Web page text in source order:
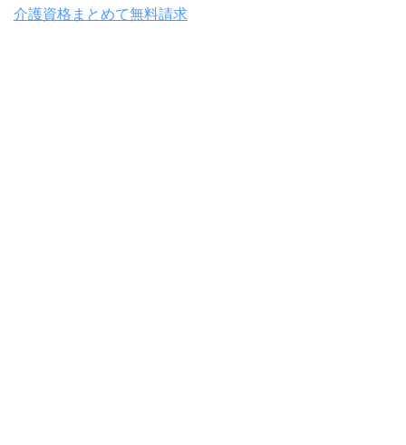
介護資格まとめて無料請求